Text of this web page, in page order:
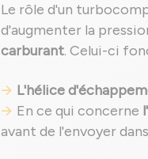
Le rôle d'un
d'augmenter la
carburant. Celui-ci
L'hélice
En ce qui concerne
avant de l'envoyer